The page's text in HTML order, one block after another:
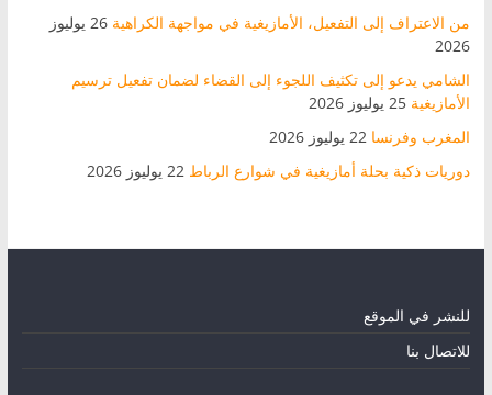
من الاعتراف إلى التفعيل، الأمازيغية في مواجهة الكراهية
26 يوليوز
2026
الشامي يدعو إلى تكثيف اللجوء إلى القضاء لضمان تفعيل ترسيم
الأمازيغية 25 يوليوز 2026
المغرب وفرنسا 22 يوليوز 2026
دوريات ذكية بحلة أمازيغية في شوارع الرباط 22 يوليوز 2026
للنشر في الموقع
للاتصال بنا